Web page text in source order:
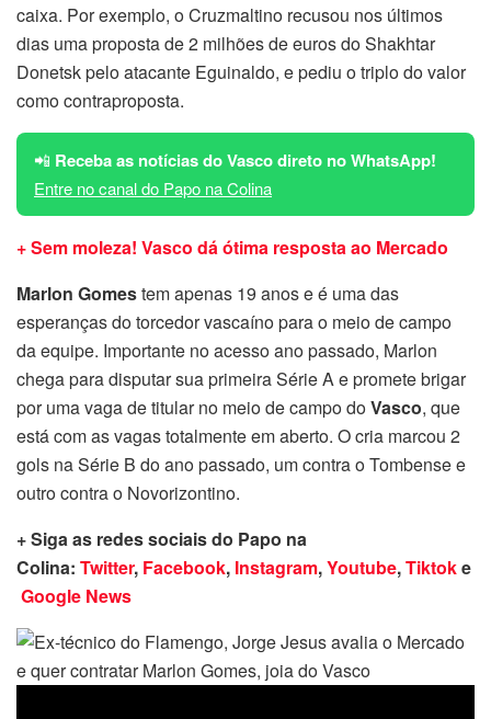
caixa. Por exemplo, o Cruzmaltino recusou nos últimos
dias uma proposta de 2 milhões de euros do Shakhtar
Donetsk pelo atacante Eguinaldo, e pediu o triplo do valor
como contraproposta.
📲 Receba as notícias do Vasco direto no WhatsApp!
Entre no canal do Papo na Colina
+ Sem moleza! Vasco dá ótima resposta ao Mercado
Marlon Gomestem apenas 19 anos e é uma das
esperanças do torcedor vascaíno para o meio de campo
da equipe. Importante no acesso ano passado, Marlon
chega para disputar sua primeira Série A e promete brigar
por uma vaga de titular no meio de campo doVasco, que
está com as vagas totalmente em aberto. O cria marcou 2
gols na Série B do ano passado, um contra o Tombense e
outro contra o Novorizontino.
+ Siga as redes sociais do Papo na
Colina: Twitter, Facebook, Instagram,Youtube,Tiktoke
Google News